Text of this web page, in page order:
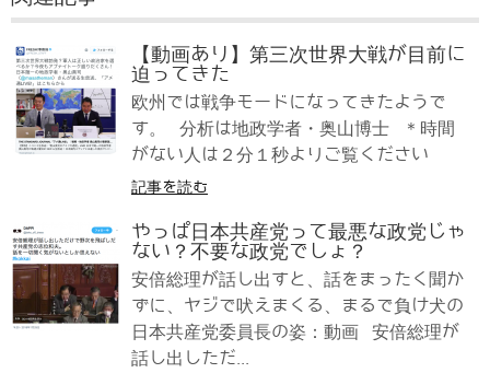
【動画あり】第三次世界大戦が目前に
迫ってきた
欧州では戦争モードになってきたようで
す。 分析は地政学者・奥山博士 ＊時間
がない人は２分１秒よりご覧ください
記事を読む
やっぱ日本共産党って最悪な政党じゃ
ない？不要な政党でしょ？
安倍総理が話し出すと、話をまったく聞か
ずに、ヤジで吠えまくる、まるで負け犬の
日本共産党委員長の姿：動画 安倍総理が
話し出しただ...